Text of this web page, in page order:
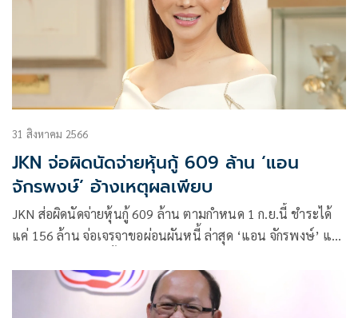
31 สิงหาคม 2566
JKN จ่อผิดนัดจ่ายหุ้นกู้ 609 ล้าน ‘แอน
จักรพงษ์’ อ้างเหตุผลเพียบ
JKN ส่อผิดนัดจ่ายหุ้นกู้ 609 ล้าน ตามกำหนด 1 ก.ย.นี้ ชำระได้
แค่ 156 ล้าน จ่อเจรจาขอผ่อนผันหนี้ ล่าสุด ‘แอน จักรพงษ์’ แจง
ดอกเบี้ยคนที่ถือต่อเนื่อง